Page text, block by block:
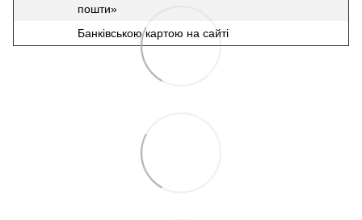
пошти»
Банківською картою на сайті